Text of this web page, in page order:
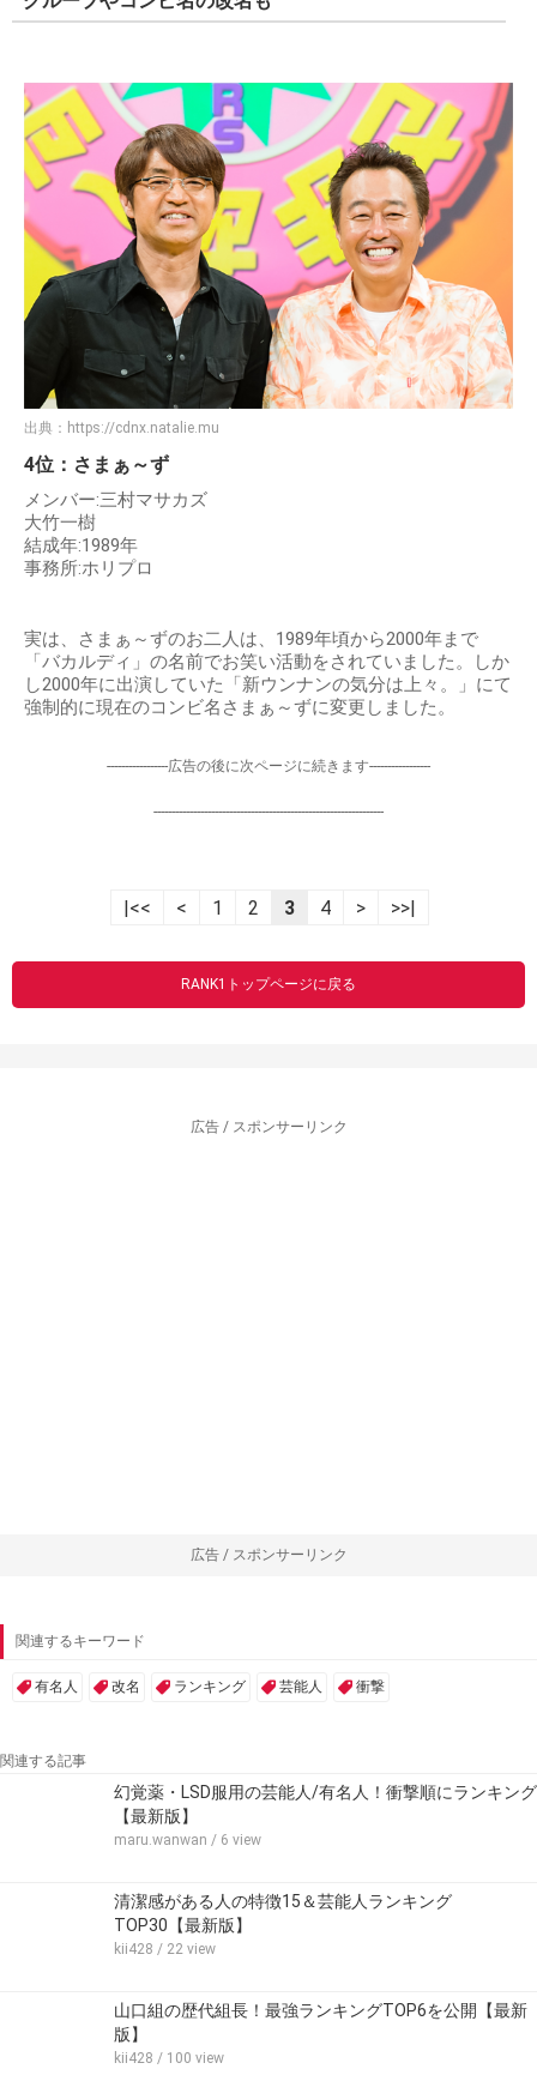
出典： https://cdnx.natalie.mu
4位：さまぁ～ず
メンバー:三村マサカズ
大竹一樹
結成年:1989年
事務所:ホリプロ
実は、さまぁ～ずのお二人は、1989年頃から2000年まで
「バカルディ」の名前でお笑い活動をされていました。しか
し2000年に出演していた「新ウンナンの気分は上々。」にて
強制的に現在のコンビ名さまぁ～ずに変更しました。
-----------------広告の後に次ページに続きます-----------------
----------------------------------------------------------------
|<< < 1 2 3 4 > >>|
RANK1トップページに戻る
広告 / スポンサーリンク
広告 / スポンサーリンク
関連するキーワード
有名人 改名 ランキング 芸能人 衝撃
関連する記事
幻覚薬・LSD服用の芸能人/有名人！衝撃順にランキング
【最新版】
maru.wanwan / 6 view
清潔感がある人の特徴15＆芸能人ランキング
TOP30【最新版】
kii428 / 22 view
山口組の歴代組長！最強ランキングTOP6を公開【最新
版】
kii428 / 100 view